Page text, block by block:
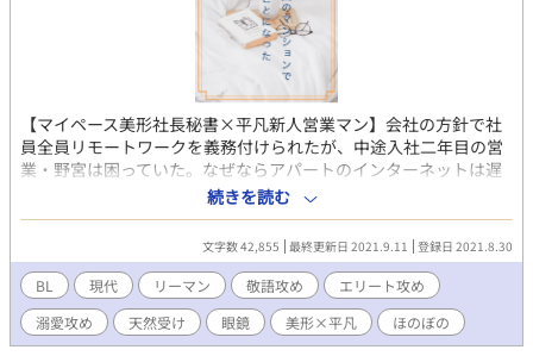
【マイペース美形社長秘書×平凡新人営業マン】会社の方針で社
員全員リモートワークを義務付けられたが、中途入社二年目の営
業・野宮は困っていた。なぜならアパートのインターネットは遅
すぎて仕事にならないから。なんとか出社を許可して欲しいと上
司に直談判したら、社長の呼び出しをくらってしまい、なりゆき
で社長秘書・入江のマンションに居候することに。少し冷たそう
でマイペースな入江と、ちょっとビビりな野宮はうまく同居でき
るだろうか？ のんびりほのぼのテレワークしてるリーマンのラ
ブコメディです
続きを読む
文字数 42,855 最終更新日 2021.9.11 登録日 2021.8.30
BL 現代 リーマン 敬語攻め
エリート攻め
溺愛攻め
天然受け 眼鏡 美形×平凡 ほのぼの